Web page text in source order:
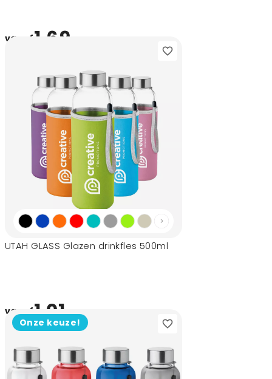
vanaf1,69
UTAH GLASS Glazen drinkfles 500ml
vanaf1,01
Onze keuze!